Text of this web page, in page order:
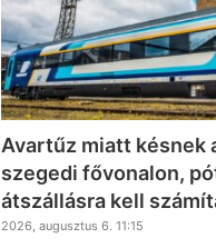
Avartűz miatt késnek
szegedi fővonalon,
átszállásra kell
2026, augusztus 6. 11:15